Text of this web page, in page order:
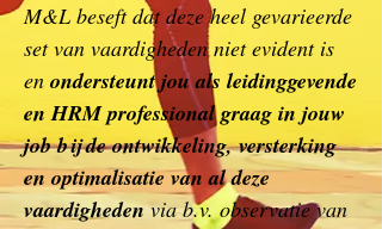
M&L beseft dat deze heel gevarieerde
set van vaardigheden niet evident is
en ondersteunt jou als leidinggevende
en HRM professional graag in jouw
job bij de ontwikkeling, versterking
en optimalisatie van al deze
vaardighedenvia b.v. observatie van